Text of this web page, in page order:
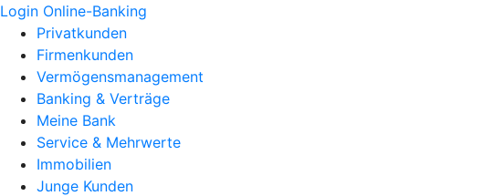
Login Online-Banking
Privatkunden
Firmenkunden
Vermögensmanagement
Banking & Verträge
Meine Bank
Service & Mehrwerte
Immobilien
Junge Kunden